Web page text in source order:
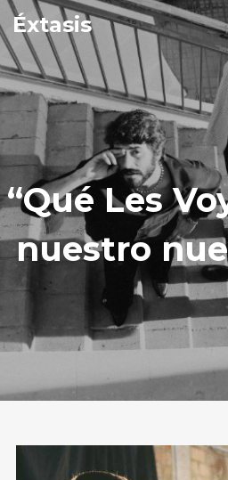
Éxtasis
“Qué Les
nuestro